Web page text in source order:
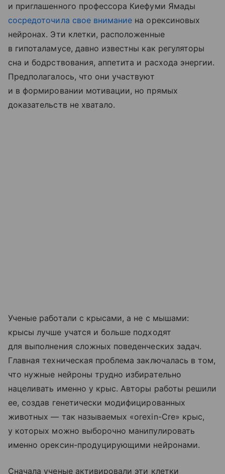
и приглашенного профессора Киефуми Ямады
сосредоточила свое внимание на орексиновых
нейронах. Эти клетки, расположенные
в гипоталамусе, давно известны как регуляторы
сна и бодрствования, аппетита и расхода энергии.
Предполагалось, что они участвуют
и в формировании мотивации, но прямых
доказательств не хватало.
Ученые работали с крысами, а не с мышами:
крысы лучше учатся и больше подходят
для выполнения сложных поведенческих задач.
Главная техническая проблема заключалась в том,
что нужные нейроны трудно избирательно
нацеливать именно у крыс. Авторы работы решили
ее, создав генетически модифицированных
животных — так называемых «orexin-Cre» крыс,
у которых можно выборочно манипулировать
именно орексин-продуцирующими нейронами.
Сначала ученые активировали эти клетки